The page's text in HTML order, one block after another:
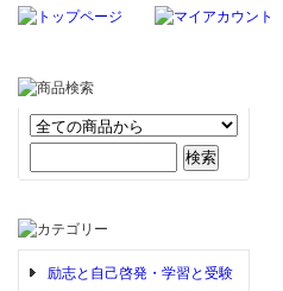
励志と自己啓発・学習と受験